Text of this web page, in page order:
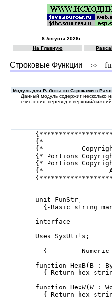
8 Августа 2026г.
На Главную
Pascal
Строковые Функции >>
Модуль для Работы со Строками в
Данный модуль содержит несколько
счисления, перевод в верхний/
{*
{*
{* Portions
{* Portions
{*
unit FunStr;
{-Basic string
interface
Uses SysUtils;
{-------- Numeric
function HexB(B :
{-Return hex
function HexW(W :
{-Return hex